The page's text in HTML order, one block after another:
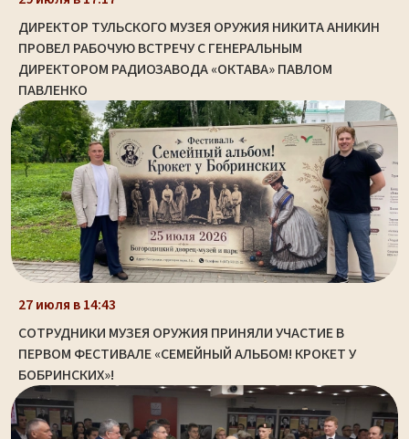
ДИРЕКТОР ТУЛЬСКОГО МУЗЕЯ ОРУЖИЯ НИКИТА АНИКИН
ПРОВЕЛ РАБОЧУЮ ВСТРЕЧУ С ГЕНЕРАЛЬНЫМ
ДИРЕКТОРОМ РАДИОЗАВОДА «ОКТАВА» ПАВЛОМ
ПАВЛЕНКО
27 июля в 14:43
СОТРУДНИКИ МУЗЕЯ ОРУЖИЯ ПРИНЯЛИ УЧАСТИЕ В
ПЕРВОМ ФЕСТИВАЛЕ «СЕМЕЙНЫЙ АЛЬБОМ! КРОКЕТ У
БОБРИНСКИХ»!